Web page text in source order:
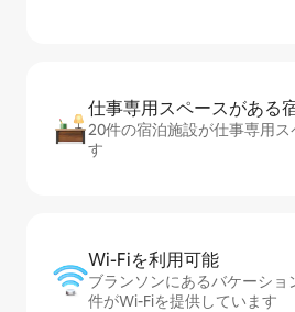
仕事専用ス⁠ペ⁠ー⁠スがあ⁠る
20件の宿泊施設が仕事専用ス
す
Wi-Fiを利⁠用⁠可⁠能
ブランソンにあるバケーシ
件がWi-Fiを提供しています